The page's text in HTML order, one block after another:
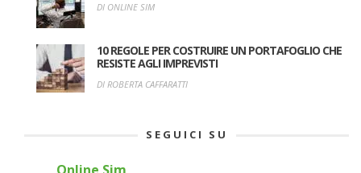
DI ONLINE SIM
10 REGOLE PER COSTRUIRE UN PORTAFOGLIO CHE
RESISTE AGLI IMPREVISTI
DI ROBERTA CAFFARATTI
SEGUICI SU